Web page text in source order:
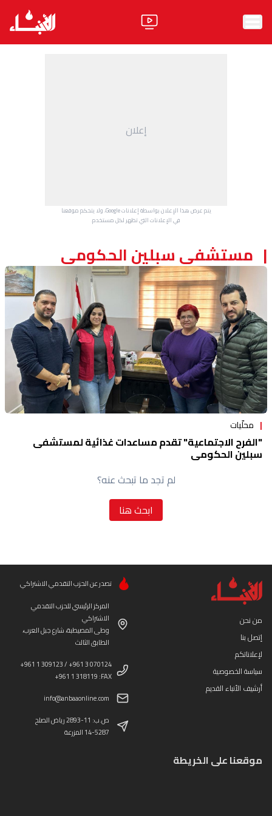
ثقافة ومجتمع
منوعات
إعلان
يتم عرض هذا الإعلان بواسطة إعلانات Google، ولا يتحكم موقعنا
في الإعلانات التي تظهر لكل مستخدم.
مستشفى سبلين الحكومي
محلّيات
"الفرح الاجتماعية" تقدم مساعدات غذائية لمستشفى
سبلين الحكومي
لم تجد ما تبحث عنه؟
ابحث هنا
من نحن
إتصل بنا
لإعلاناتكم
سياسة الخصوصية
أرشيف الأنباء القديم
تصدر عن الحزب التقدمي الاشتراكي
المركز الرئيسي للحزب التقدمي
الاشتراكي
وطى المصيطبة، شارع جبل العرب،
الطابق الثالث
+961 1 309123 / +961 3 070124
+961 1 318119 :FAX
info@anbaaonline.com
ص.ب: 11-2893 رياض الصلح
14-5287 المزرعة
موقعنا على الخريطة